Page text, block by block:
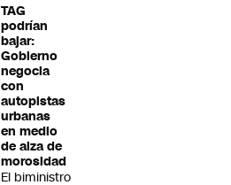
TAG
podrían
bajar:
Gobierno
negocia
con
autopistas
urbanas
en medio
de alza de
morosidad
El biministro